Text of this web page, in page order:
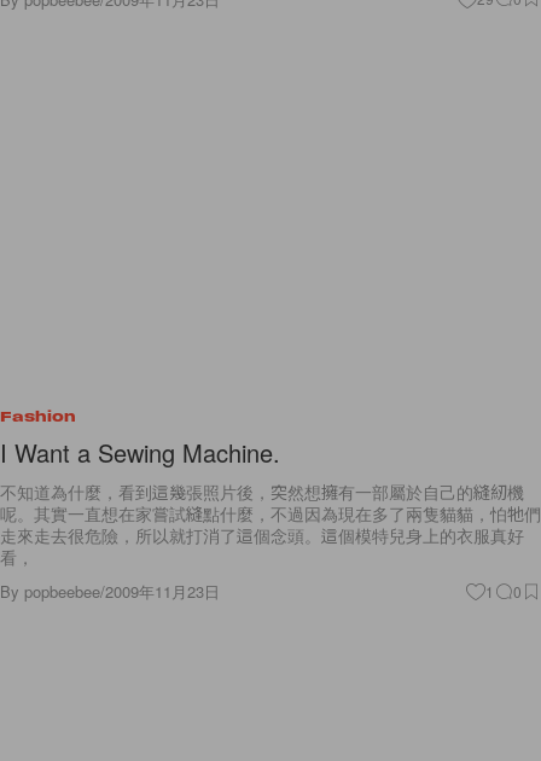
Fashion
I Want a Sewing Machine.
不知道為什麼，看到這幾張照片後，突然想擁有一部屬於自己的縫紉機
呢。其實一直想在家嘗試縫點什麼，不過因為現在多了兩隻貓貓，怕牠們
走來走去很危險，所以就打消了這個念頭。這個模特兒身上的衣服真好
看，
By popbeebee/2009年11月23日 1 0